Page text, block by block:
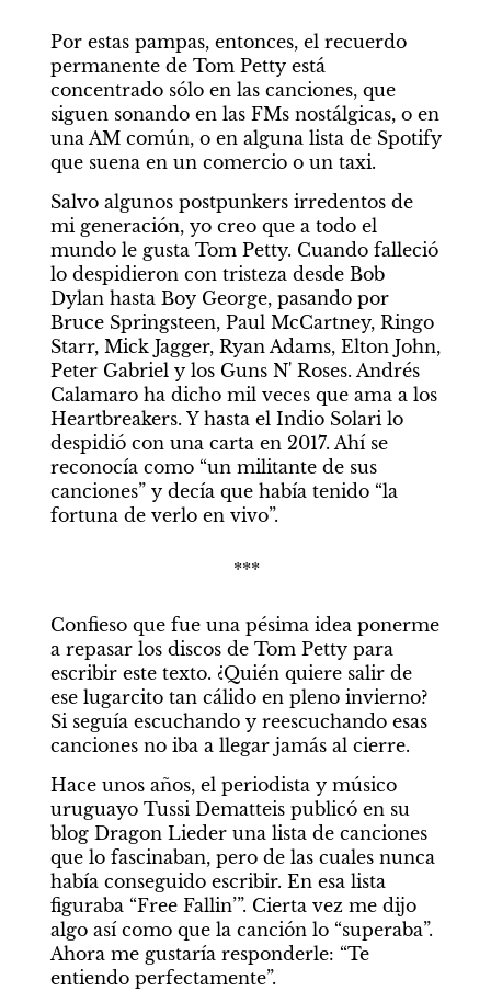
Por estas pampas, entonces, el recuerdo
permanente de Tom Petty está
concentrado sólo en las canciones, que
siguen sonando en las FMs nostálgicas, o en
una AM común, o en alguna lista de Spotify
que suena en un comercio o un taxi.
Salvo algunos postpunkers irredentos de
mi generación, yo creo que a todo el
mundo le gusta Tom Petty. Cuando falleció
lo despidieron con tristeza desde Bob
Dylan hasta Boy George, pasando por
Bruce Springsteen, Paul McCartney, Ringo
Starr, Mick Jagger, Ryan Adams, Elton John,
Peter Gabriel y los Guns N' Roses. Andrés
Calamaro ha dicho mil veces que ama a los
Heartbreakers. Y hasta el Indio Solari lo
despidió con una carta en 2017. Ahí se
reconocía como “un militante de sus
canciones” y decía que había tenido “la
fortuna de verlo en vivo”.
***
Confieso que fue una pésima idea ponerme
a repasar los discos de Tom Petty para
escribir este texto. ¿Quién quiere salir de
ese lugarcito tan cálido en pleno invierno?
Si seguía escuchando y reescuchando esas
canciones no iba a llegar jamás al cierre.
Hace unos años, el periodista y músico
uruguayo Tussi Dematteis publicó en su
blog Dragon Lieder una lista de canciones
que lo fascinaban, pero de las cuales nunca
había conseguido escribir. En esa lista
figuraba “Free Fallin’”. Cierta vez me dijo
algo así como que la canción lo “superaba”.
Ahora me gustaría responderle: “Te
entiendo perfectamente”.